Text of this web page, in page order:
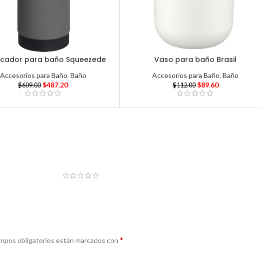
para baño Squeezede
Accesorios para Baño, Baño
$609.00 $487.20
Vaso para baño Brasil
Accesorios para Baño,Baño
$112.00 $89.60
obligatorios están marcados con *